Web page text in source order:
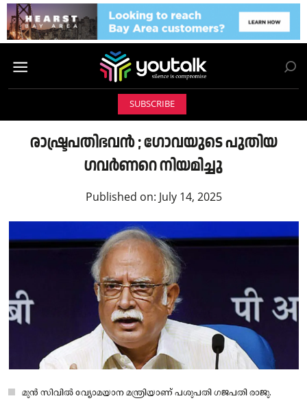
SUBSCRIBE
രാഷ്ട്രപതിഭവൻ ; ഗോവയുടെ പുതിയ
ഗവർണറെ നിയമിച്ചു
Published on: July 14, 2025
മുൻ സിവിൽ വ്യോമയാന മന്ത്രിയാണ് പശുപതി ​ഗജപതി രാജു.